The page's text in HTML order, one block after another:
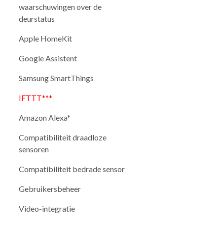
waarschuwingen over de
deurstatus
Apple HomeKit
Google Assistent
Samsung SmartThings
IFTTT***
Amazon Alexa*
Compatibiliteit draadloze
sensoren
Compatibiliteit bedrade sensor
Gebruikersbeheer
Video-integratie